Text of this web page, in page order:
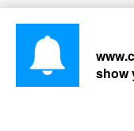
show